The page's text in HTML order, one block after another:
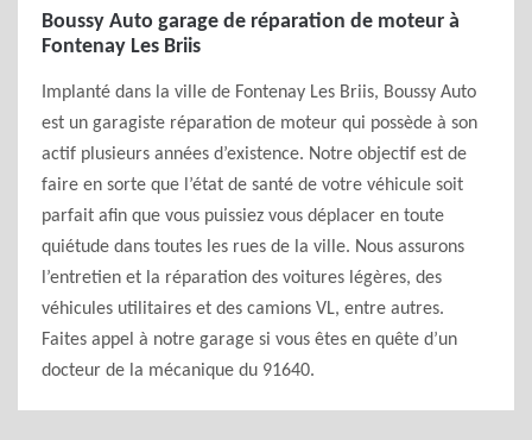
Boussy Auto garage de réparation de moteur à
Fontenay Les Briis
Implanté dans la ville de Fontenay Les Briis, Boussy Auto
est un garagiste réparation de moteur qui possède à son
actif plusieurs années d’existence. Notre objectif est de
faire en sorte que l’état de santé de votre véhicule soit
parfait afin que vous puissiez vous déplacer en toute
quiétude dans toutes les rues de la ville. Nous assurons
l’entretien et la réparation des voitures légères, des
véhicules utilitaires et des camions VL, entre autres.
Faites appel à notre garage si vous êtes en quête d’un
docteur de la mécanique du 91640.